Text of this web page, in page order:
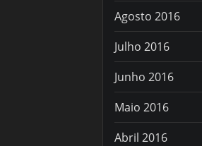
Agosto 2016
Julho 2016
Junho 2016
Maio 2016
Abril 2016